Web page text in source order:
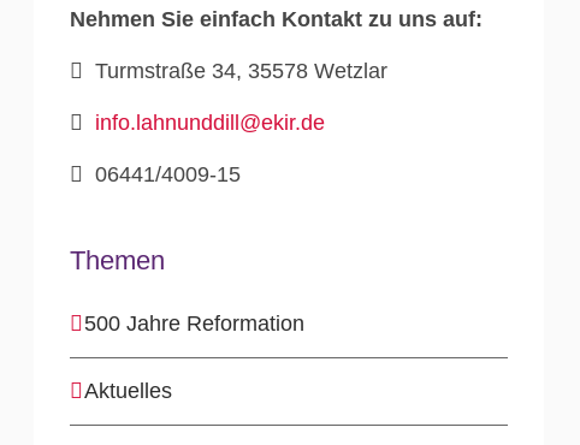
Nehmen Sie einfach Kontakt zu uns auf:
Turmstraße 34, 35578 Wetzlar
info.lahnunddill@ekir.de
06441/4009-15
Themen
500 Jahre Reformation
Aktuelles